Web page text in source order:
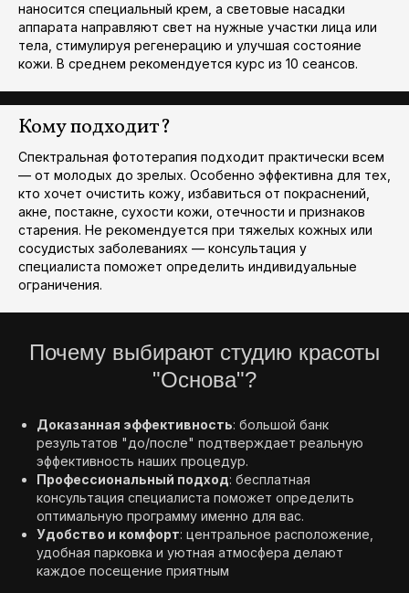
наносится специальный крем, а световые насадки
аппарата направляют свет на нужные участки лица или
тела, стимулируя регенерацию и улучшая состояние
кожи. В среднем рекомендуется курс из 10 сеансов.
Кому подходит?
Спектральная фототерапия подходит практически всем
— от молодых до зрелых. Особенно эффективна для тех,
кто хочет очистить кожу, избавиться от покраснений,
акне, постакне, сухости кожи, отечности и признаков
старения. Не рекомендуется при тяжелых кожных или
сосудистых заболеваниях — консультация у
специалиста поможет определить индивидуальные
ограничения.
Почему выбирают студию красоты
"Основа"?
Доказанная эффективность: большой банк
результатов "до/после" подтверждает реальную
эффективность наших процедур.
Профессиональный подход: бесплатная
консультация специалиста поможет определить
оптимальную программу именно для вас.
Удобство и комфорт: центральное расположение,
удобная парковка и уютная атмосфера делают
каждое посещение приятным